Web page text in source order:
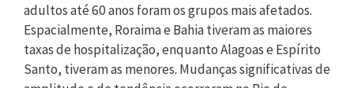
adultos até 60 anos foram os grupos mais afetados.
Espacialmente, Roraima e Bahia tiveram as maiores
taxas de hospitalização, enquanto Alagoas e Espírito
Santo, tiveram as menores. Mudanças significativas de